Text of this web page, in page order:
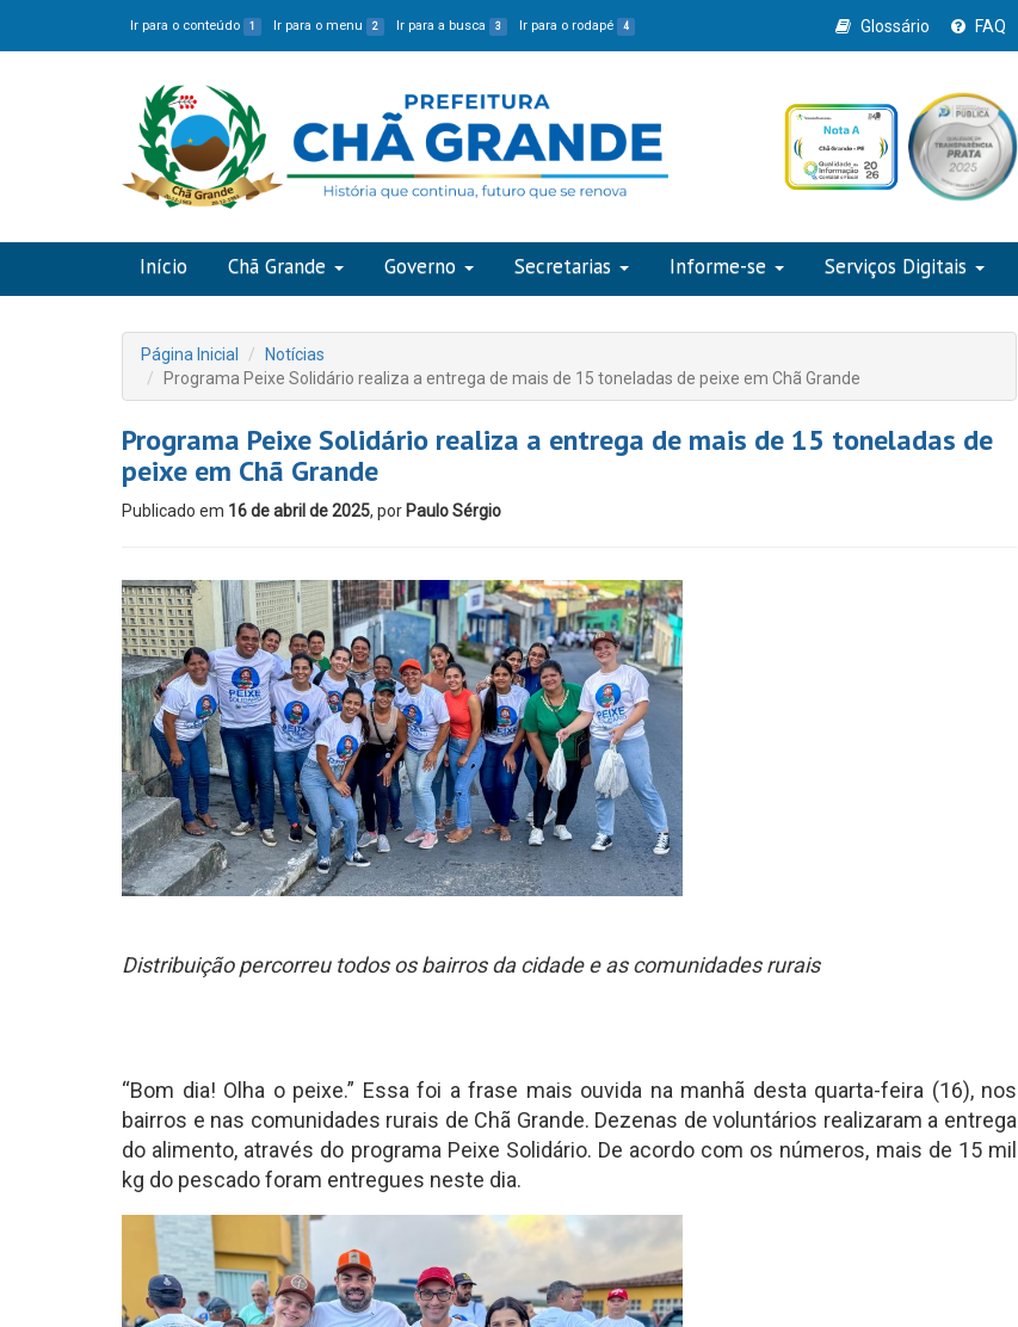
Ir para o conteúdo 1 Ir para o menu 2 Ir para a busca 3 Ir para o rodapé 4 Glossário FAQ
Início Chã Grande Governo Secretarias Informe-se Serviços Digitais
Página Inicial
Notícias
Programa Peixe Solidário realiza a entrega de mais de 15 toneladas de peixe em Chã Grande
Programa Peixe Solidário realiza a entrega de mais de 15 toneladas de
peixe em Chã Grande
Publicado em 16 de abril de 2025, por Paulo Sérgio
Distribuição percorreu todos os bairros da cidade e as comunidades rurais
“Bom dia! Olha o peixe.” Essa foi a frase mais ouvida na manhã desta quarta-feira (16), nos
bairros e nas comunidades rurais de Chã Grande. Dezenas de voluntários realizaram a entrega
do alimento, através do programa Peixe Solidário. De acordo com os números, mais de 15 mil
kg do pescado foram entregues neste dia.